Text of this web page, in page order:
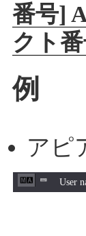
番号]
クト
例
アピ
User